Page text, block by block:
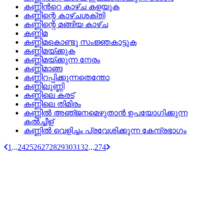
കണ്ണിന്‍റെ കാഴ്ച കളയുക
കണ്ണിന്റെ കാഴ്‌ചശക്തി
കണ്ണിന്റെ മങ്ങിയ കാഴ്‌ച
കണ്ണിമ
കണ്ണിമകൊണ്ടു സംജ്ഞകാട്ടുക
കണ്ണിമയ്‌ക്കുക
കണ്ണിമയ്‌ക്കുന്ന നേരം
കണ്ണിമാങ്ങ
കണ്ണിറപ്പിക്കുന്നതെന്തോ
കണ്ണിലുണ്ണി
കണ്ണിലെ കരട്
കണ്ണിലെ തിമിരം
കണ്ണില്‍ അഞ്‌ജനമെഴുതാന്‍ ഉപയോഗിക്കുന്ന
കല്‍ച്ചീള്
കണ്ണില്‍ വെളിച്ചം പ്രവേശിക്കുന്ന കേന്ദ്രഭാഗം
1 ...242526272829303132...274